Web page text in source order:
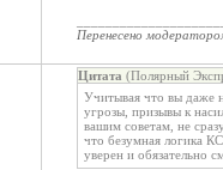
Перенесено
Цитата (Полярный
Учитывая что вы даже
угрозы, призывы к
вашим советам, не
что безумная логика
уверен и обязательно